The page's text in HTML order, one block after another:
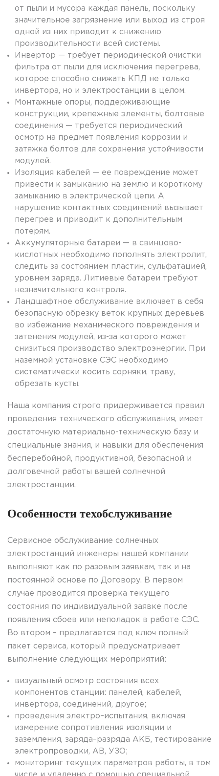
от пыли и мусора каждая панель, поскольку
значительное загрязнение или выход из строя
одной из них приводит к снижению
производительности всей системы.
Инвертор — требует периодической очистки
фильтра от пыли для исключения перегрева,
которое способно снижать КПД не только
инвертора, но и электростанции в целом.
Монтажные опоры, поддерживающие
конструкции, крепежные элементы, болтовые
соединения — требуется периодический
осмотр на предмет появления коррозии и
затяжка болтов для сохранения устойчивости
модулей.
Изоляция кабелей — ее повреждение может
привести к замыканию на землю и короткому
замыканию в электрической цепи. А
нарушение контактных соединений вызывает
перегрев и приводит к дополнительным
потерям.
Аккумуляторные батареи — в свинцово-
кислотных необходимо пополнять электролит,
следить за состоянием пластин, сульфатацией,
уровнем заряда. Литиевые батареи требуют
незначительного контроля.
Ландшафтное обслуживание включает в себя
безопасную обрезку веток крупных деревьев
во избежание механического повреждения и
затенения модулей, из-за которого может
снизиться производство электроэнергии. При
наземной установке СЭС необходимо
систематически косить сорняки, траву,
обрезать кусты.
Наша компания строго придерживается правил
проведения технического обслуживания, имеет
достаточную материально-техническую базу и
специальные знания, и навыки для обеспечения
бесперебойной, продуктивной, безопасной и
долговечной работы вашей солнечной
электростанции.
Особенноститехобслуживание
Сервисное обслуживание солнечных
электростанций инженеры нашей компании
выполняют как по разовым заявкам, так и на
постоянной основе по Договору. В первом
случае проводится проверка текущего
состояния по индивидуальной заявке после
появления сбоев или неполадок в работе СЭС.
Во втором – предлагается под ключ полный
пакет сервиса, который предусматривает
выполнение следующих мероприятий:
визуальный осмотр состояния всех
компонентов станции: панелей, кабелей,
инвертора, соединений, другое;
проведения электро–испытания, включая
измерение сопротивления изоляции и
заземления, заряда–разряда АКБ, тестирование
электропроводки, АВ, УЗО;
мониторинг текущих параметров работы, в том